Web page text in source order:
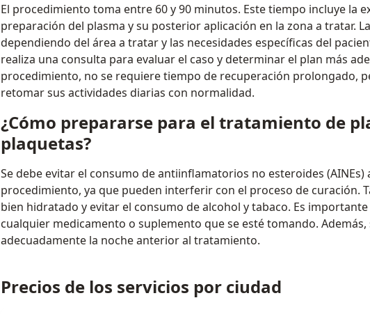
El procedimiento toma entre 60 y 90 minutos. Este tiempo incluye la
preparación del plasma y su posterior aplicación en la zona a tratar.
dependiendo del área a tratar y las necesidades específicas del
realiza una consulta para evaluar el caso y determinar el plan más
procedimiento, no se requiere tiempo de recuperación prolongado,
retomar sus actividades diarias con normalidad.
¿Cómo prepararse para el tratamiento de
plaquetas?
Se debe evitar el consumo de antiinflamatorios no esteroides (AINEs)
procedimiento, ya que pueden interferir con el proceso de curación.
bien hidratado y evitar el consumo de alcohol y tabaco. Es
cualquier medicamento o suplemento que se esté tomando.
adecuadamente la noche anterior al tratamiento.
Precios de los servicios por ciudad